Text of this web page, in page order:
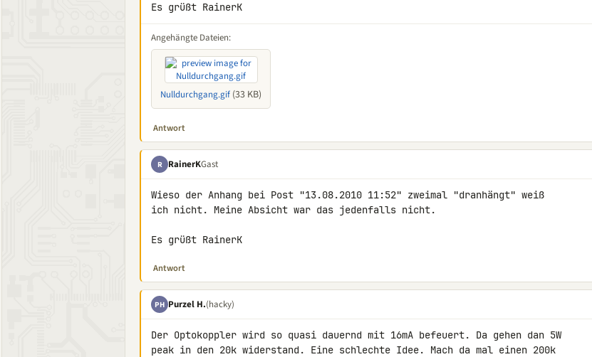
Es grüßt RainerK
Angehängte Dateien:
Nulldurchgang.gif (33 KB)
Antwort
R RainerKGast
Wieso der Anhang bei Post "13.08.2010 11:52" zweimal "dranhängt" weiß
ich nicht. Meine Absicht war das jedenfalls nicht.
Es grüßt RainerK
Antwort
PH Purzel H.(hacky)
Der Optokoppler wird so quasi dauernd mit 16mA befeuert. Da gehen dan 5W
peak in den 20k widerstand. Eine schlechte Idee. Mach da mal einen 200k